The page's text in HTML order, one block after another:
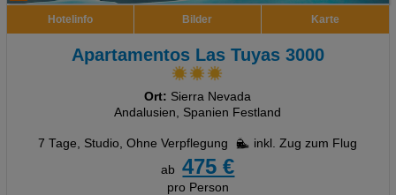
Hotelinfo Bilder Karte
Apartamentos Las Tuyas 3000
Ort: Sierra Nevada
Andalusien, Spanien Festland
7 Tage, Studio, Ohne Verpflegung
inkl. Zug zum Flug
ab
475 €
pro Person